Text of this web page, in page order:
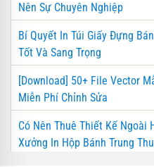
Nên Sự Chuyên Nghiệp
Bí Quyết In Túi Giấy Đựng
Tốt Và Sang Trọng
[Download] 50+ File Vector
Miễn Phí Chỉnh Sửa
Có Nên Thuê Thiết Kế Ngoài
Xưởng In Hộp Bánh Trung